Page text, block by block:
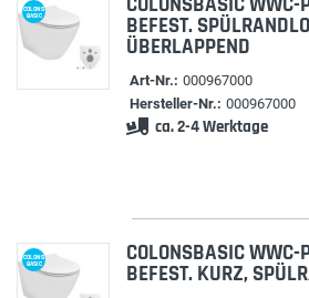
COLONS
BASIC BEFEST.
ÜBERLAPPEND
Art-Nr.: 000967000
Hersteller-Nr.: 000967000
ca. 2-4 Werktage
COLONS
BASIC COLONSBASIC WWC-
BEFEST. KURZ,